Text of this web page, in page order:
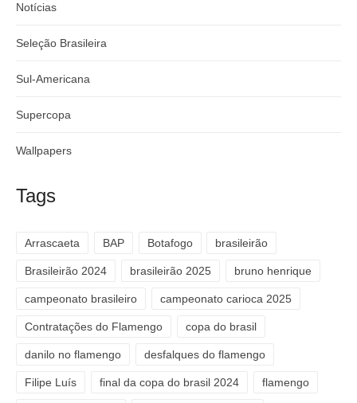
Notícias
Seleção Brasileira
Sul-Americana
Supercopa
Wallpapers
Tags
Arrascaeta BAP Botafogo brasileirão
Brasileirão 2024 brasileirão 2025 bruno henrique
campeonato brasileiro campeonato carioca 2025
Contratações do Flamengo copa do brasil
danilo no flamengo desfalques do flamengo
Filipe Luís final da copa do brasil 2024 flamengo